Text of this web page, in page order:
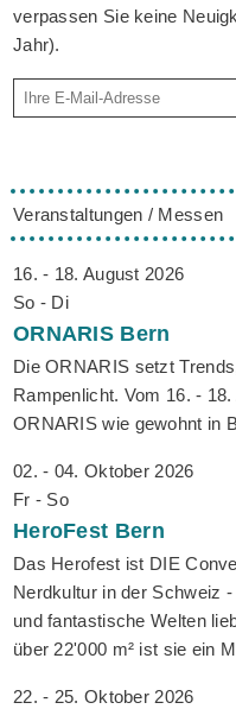
verpassen Sie keine
Jahr).
Veranstaltungen / Messen
16. - 18. August 2026
So - Di
ORNARIS Bern
Die ORNARIS setzt
Rampenlicht. Vom 16. -
ORNARIS wie gewohnt in
02. - 04. Oktober 2026
Fr - So
HeroFest Bern
Das Herofest ist DIE
Nerdkultur in der Schweiz
und fantastische Welten
über 22'000 m² ist sie ein
22. - 25. Oktober 2026